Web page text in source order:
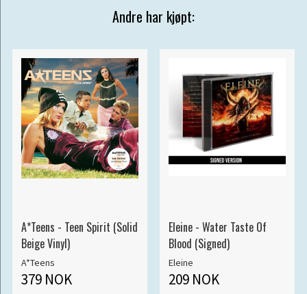
Andre har kjøpt:
A*Teens - Teen Spirit (Solid
Beige Vinyl)
A*Teens
379 NOK
Eleine - Water Taste Of
Blood (Signed)
Eleine
209 NOK